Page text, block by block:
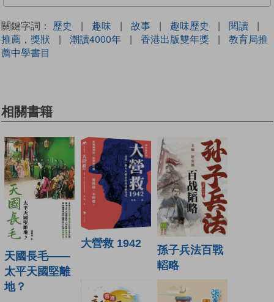
關鍵字詞： 歷史 | 趣味 | 故事 | 趣味歷史 | 閱讀
|
推薦，獎狀
| 潮讀4000年 | 香港出版雙年獎 |
教育局推
薦中學書目
相關書籍
天國長毛——
太平天國堅離
地？
大營救 1942
孫子兵法百戰
轁略